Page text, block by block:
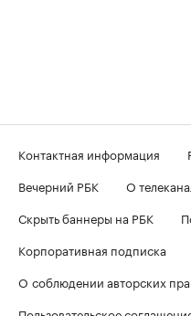
Контактная информация
Вечерний РБК
О
Скрыть баннеры на РБК
Корпоративная подписка
О соблюдении авторских